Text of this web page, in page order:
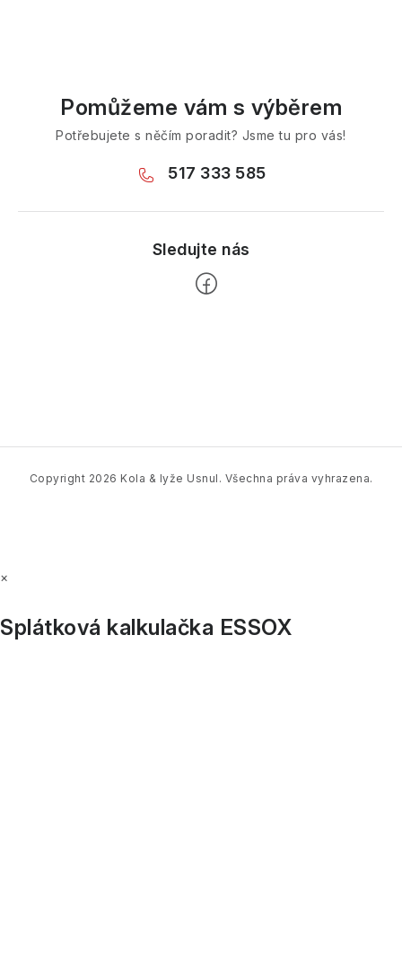
Pomůžeme vám s výběrem
Potřebujete s něčím poradit? Jsme tu pro vás!
517 333 585
Copyright 2026 Kola & lyže Usnul . Všechna práva vyhrazena.
×
Splátková kalkulačka ESSOX